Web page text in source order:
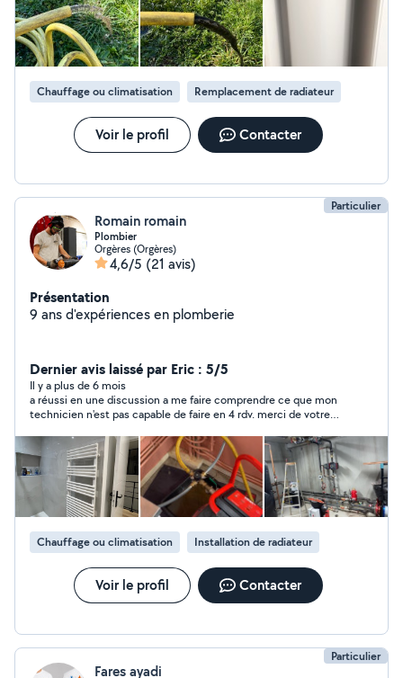
Chauffage ou climatisation Remplacement de radiateur
Voir le profil Contacter
Particulier
Romain romain
Plombier
Orgères (Orgères)
4,6/5 (21 avis)
Présentation
9 ans d'expériences en plomberie
Dernier avis laissé par Eric : 5/5
Il y a plus de 6 mois
a réussi en une discussion a me faire comprendre ce que mon
technicien n'est pas capable de faire en 4 rdv. merci de votre
Chauffage ou climatisation Installation de radiateur
Voir le profil Contacter
Particulier
Fares ayadi